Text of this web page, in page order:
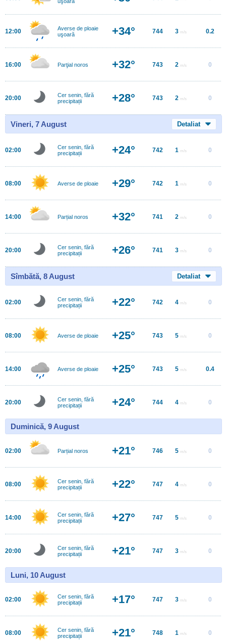
12:00
Averse de ploaie
uşoară
+34° 744 3 m/s 0.2
16:00 Parţial noros +32° 743 2 m/s 0
20:00
Cer senin, fără
precipitații
+28° 743 2 m/s 0
Vineri, 7 August Detaliat
02:00
Cer senin, fără
precipitații
+24° 742 1 m/s 0
08:00 Averse de ploaie +29° 742 1 m/s 0
14:00 Parțial noros +32° 741 2 m/s 0
20:00
Cer senin, fără
precipitații
+26° 741 3 m/s 0
Sîmbătă, 8 August Detaliat
02:00
Cer senin, fără
precipitații
+22° 742 4 m/s 0
08:00 Averse de ploaie +25° 743 5 m/s 0
14:00 Averse de ploaie +25° 743 5 m/s 0.4
20:00
Cer senin, fără
precipitații
+24° 744 4 m/s 0
Duminică, 9 August
02:00 Parțial noros +21° 746 5 m/s 0
08:00
Cer senin, fără
precipitații
+22° 747 4 m/s 0
14:00
Cer senin, fără
precipitații
+27° 747 5 m/s 0
20:00
Cer senin, fără
precipitații
+21° 747 3 m/s 0
Luni, 10 August
02:00
Cer senin, fără
precipitații
+17° 747 3 m/s 0
08:00
Cer senin, fără
precipitații
+21° 748 1 m/s 0